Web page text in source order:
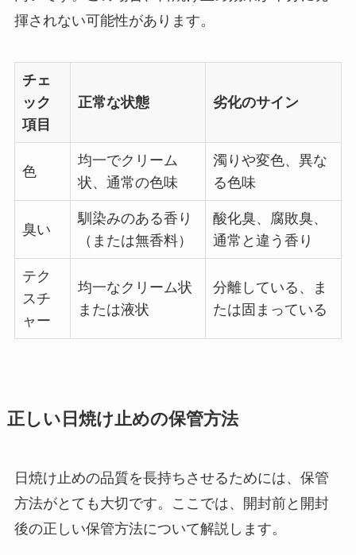
揮されない可能性があります。
チェ
ック
項目
正常な状態 劣化のサイン
色
均一でクリーム
状、通常の色味
濁りや変色、異な
る色味
臭い
馴染みのある香り
（または無香料）
酸化臭、腐敗臭、
通常と違う香り
テク
スチ
ャー
均一なクリーム状
または液状
分離している、ま
たは固まっている
正しい日焼け止めの保管方法
日焼け止めの品質を長持ちさせるためには、保管
方法がとても大切です。ここでは、開封前と開封
後の正しい保管方法について解説します。